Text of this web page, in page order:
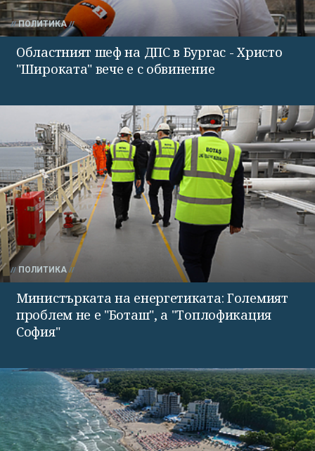
ПОЛИТИКА
Областният шеф на ДПС в Бургас - Христо
"Широката" вече е с обвинение
ПОЛИТИКА
Министърката на енергетиката: Големият
проблем не е "Боташ", а "Топлофикация
София"